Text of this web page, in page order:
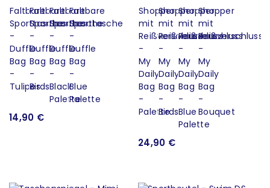
14,90 €
24,90 €